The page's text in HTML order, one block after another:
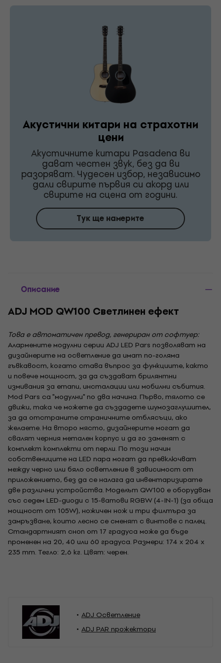
Акустични китари на страхотни
цени
Акустичните китари Pasadena ви
дават честен звук, без да ви
разоряват. Чудесен избор, независимо
дали свирите първия си акорд или
свирите на сцена от години.
Тук ще намерите
Описание
ADJ MOD QW100 Светлинен ефект
Това е автоматичен превод, генериран от софтуер:
Алармените модулни серии ADJ LED Pars позволяват на
дизайнерите на осветление да имат по-голяма
гъвкавост, когато става въпрос за функциите, както
и повече мощност, за да създават брилянтни
измивания за етапи, инсталации или мобилни събития.
Mod Pars са "модулни" по два начина. Първо, тялото се
движи, така че можете да създадете шумозаглушител,
за да отстраните страничните отблясъци, ако
желаете. На второ място, дизайнерите могат да
свалят черния метален корпус и да го заменят с
комплект комплекти от перли. По този начин
собствениците на LED пара могат да превключват
между черно или бяло осветление в зависимост от
приложението, без да се налага да инвентаризирате
две различни устройства. Моделът QW100 е оборудван
със седем LED-диоди с 15-ватови RGBW (4-IN-1) (за обща
мощност от 105W), ножичен нож и три филтъра за
замръзване, които лесно се сменят с винтове с палец.
Стандартният сноп от 17 градуса може да бъде
променен на 20, 40 или 60 градуса. Размери: 174 x 204 x
235 mm. Тегло: 2,6 кг. Цвят: черен.
ADJ Осветление
ADJ PAR прожектори